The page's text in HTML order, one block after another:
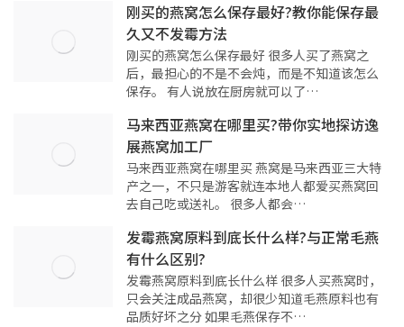
刚买的燕窝怎么保存最好?教你能保存最
久又不发霉方法
刚买的燕窝怎么保存最好 很多人买了燕窝之
后，最担心的不是不会炖，而是不知道该怎么
保存。 有人说放在厨房就可以了…
马来西亚燕窝在哪里买?带你实地探访逸
展燕窝加工厂
马来西亚燕窝在哪里买 燕窝是马来西亚三大特
产之一，不只是游客就连本地人都爱买燕窝回
去自己吃或送礼。 很多人都会…
发霉燕窝原料到底长什么样?与正常毛燕
有什么区别?
发霉燕窝原料到底长什么样 很多人买燕窝时，
只会关注成品燕窝，却很少知道毛燕原料也有
品质好坏之分 如果毛燕保存不…